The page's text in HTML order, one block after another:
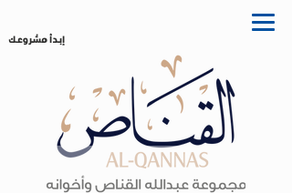
إبدأ مشروعك